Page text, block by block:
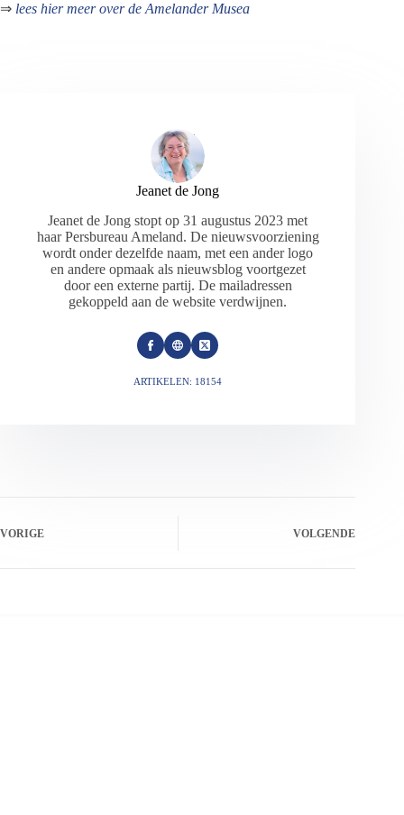
⇒ lees hier meer over de Amelander Musea
Jeanet de Jong
Jeanet de Jong stopt op 31 augustus 2023 met
haar Persbureau Ameland. De nieuwsvoorziening
wordt onder dezelfde naam, met een ander logo
en andere opmaak als nieuwsblog voortgezet
door een externe partij. De mailadressen
gekoppeld aan de website verdwijnen.
ARTIKELEN: 18154
VORIGE VOLGENDE